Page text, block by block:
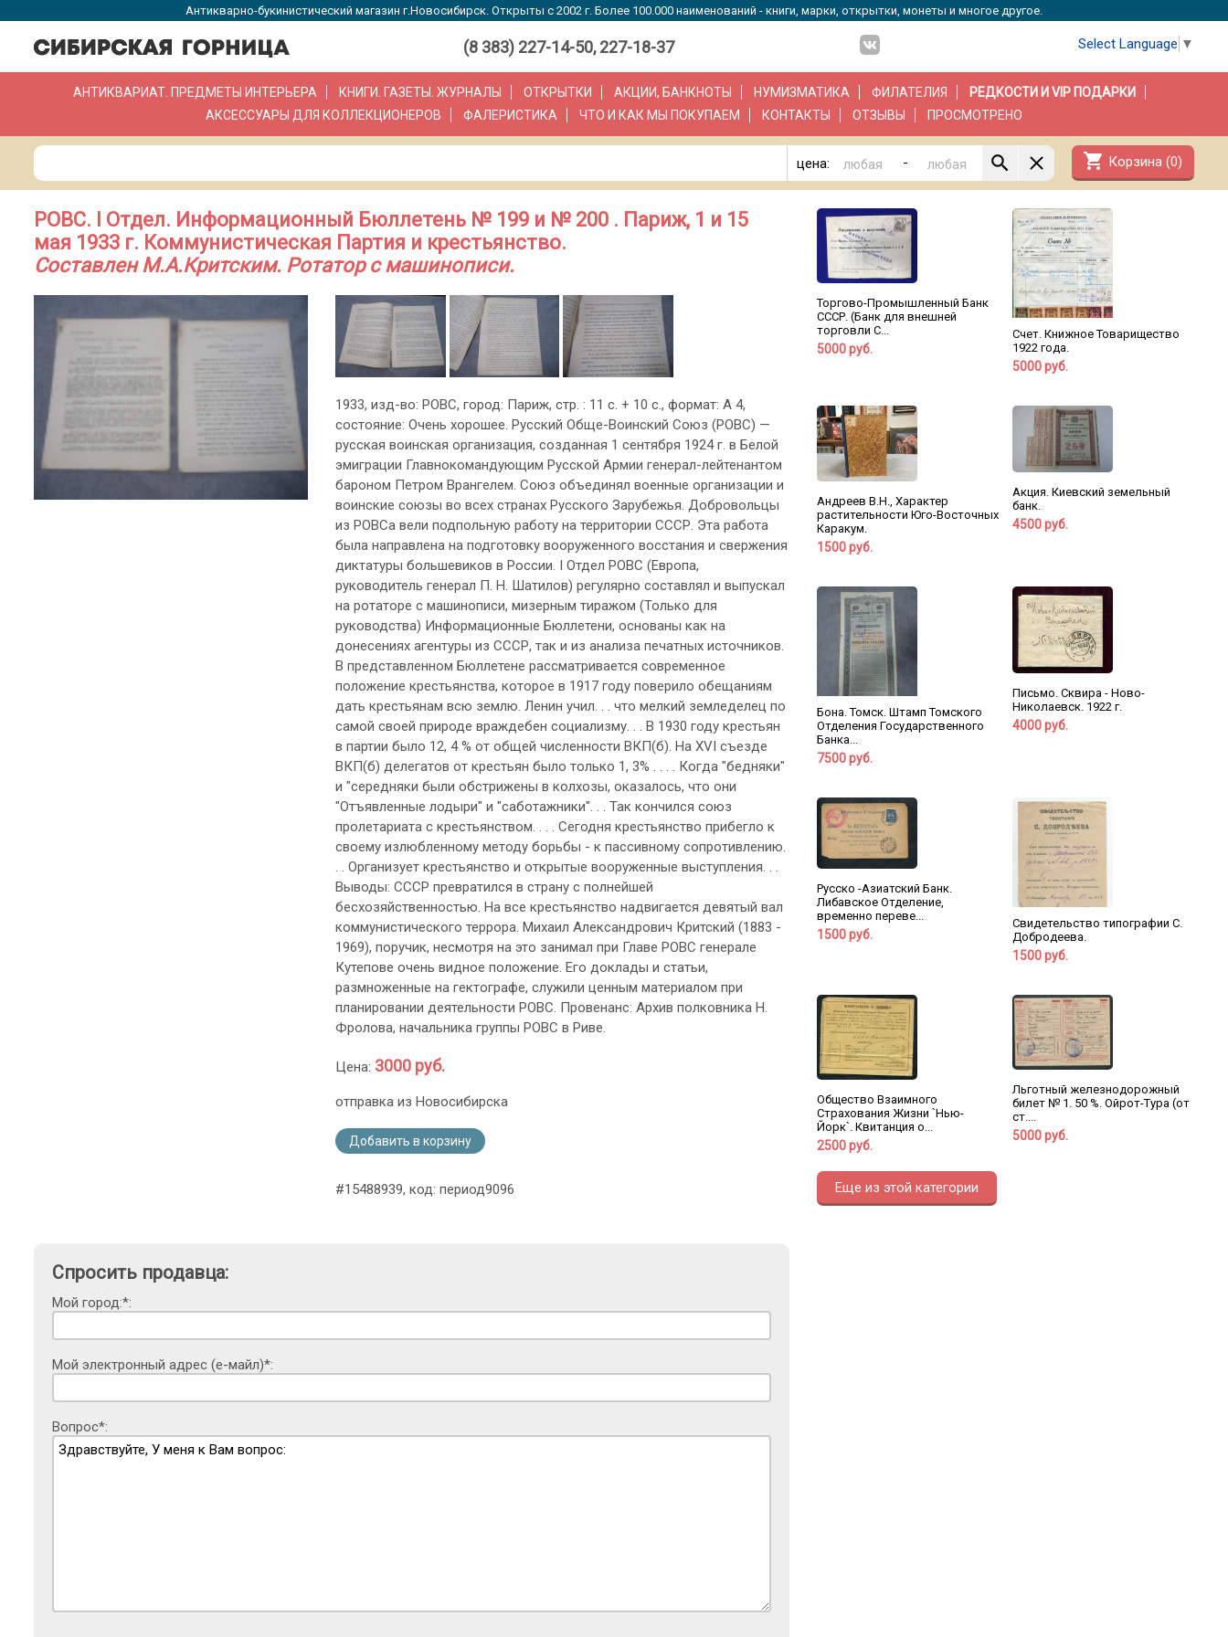
Антикварно-букинистический магазин г.Новосибирск. Открыты с 2002 г. Более 100.000 наименований - книги, марки, открытки, монеты и многое другое.
(8 383) 227-14-50, 227-18-37 Select Language ▼
АНТИКВАРИАТ. ПРЕДМЕТЫ ИНТЕРЬЕРА КНИГИ. ГАЗЕТЫ. ЖУРНАЛЫ ОТКРЫТКИ АКЦИИ, БАНКНОТЫ НУМИЗМАТИКА ФИЛАТЕЛИЯ
РЕДКОСТИ И VIP ПОДАРКИ
АКСЕССУАРЫ ДЛЯ КОЛЛЕКЦИОНЕРОВ
ФАЛЕРИСТИКА ЧТО И КАК МЫ ПОКУПАЕМ КОНТАКТЫ ОТЗЫВЫ ПРОСМОТРЕНО
цена: - shopping_cart Корзина (0)
РОВС. I Отдел. Информационный Бюллетень № 199 и № 200 . Париж, 1 и 15
мая 1933 г. Коммунистическая Партия и крестьянство.
Составлен М.А.Критским. Ротатор с машинописи.
1933, изд-во: РОВС, город: Париж, стр. : 11 с. + 10 с., формат: А 4,
состояние: Очень хорошее. Русский Обще-Воинский Союз (РОВС) —
русская воинская организация, созданная 1 сентября 1924 г. в Белой
эмиграции Главнокомандующим Русской Армии генерал-лейтенантом
бароном Петром Врангелем. Союз объединял военные организации и
воинские союзы во всех странах Русского Зарубежья. Добровольцы
из РОВСа вели подпольную работу на территории СССР. Эта работа
была направлена на подготовку вооруженного восстания и свержения
диктатуры большевиков в России. I Отдел РОВС (Европа,
руководитель генерал П. Н. Шатилов) регулярно составлял и выпускал
на ротаторе с машинописи, мизерным тиражом (Только для
руководства) Информационные Бюллетени, основаны как на
донесениях агентуры из СССР, так и из анализа печатных источников.
В представленном Бюллетене рассматривается современное
положение крестьянства, которое в 1917 году поверило обещаниям
дать крестьянам всю землю. Ленин учил. . . что мелкий земледелец по
самой своей природе враждебен социализму. . . В 1930 году крестьян
в партии было 12, 4 % от общей численности ВКП(б). На XVI съезде
ВКП(б) делегатов от крестьян было только 1, 3% . . . . Когда "бедняки"
и "середняки были обстрижены в колхозы, оказалось, что они
"Отъявленные лодыри" и "саботажники". . . Так кончился союз
пролетариата с крестьянством. . . . Сегодня крестьянство прибегло к
своему излюбленному методу борьбы - к пассивному сопротивлению.
. . Организует крестьянство и открытые вооруженные выступления. . .
Выводы: СССР превратился в страну с полнейшей
бесхозяйственностью. На все крестьянство надвигается девятый вал
коммунистического террора. Михаил Александрович Критский (1883 -
1969), поручик, несмотря на это занимал при Главе РОВС генерале
Кутепове очень видное положение. Его доклады и статьи,
размноженные на гектографе, служили ценным материалом при
планировании деятельности РОВС. Провенанс: Архив полковника Н.
Фролова, начальника группы РОВС в Риве.
Цена: 3000 руб.
отправка из Новосибирска
Добавить в корзину
#15488939, код: период9096
Спросить продавца:
Мой город:*:
Мой электронный адрес (е-майл)*:
Вопрос*:
Торгово-Промышленный Банк
СССР. (Банк для внешней
торговли С...
5000 руб.
Счет. Книжное Товарищество
1922 года.
5000 руб.
Андреев В.Н., Характер
растительности Юго-Восточных
Каракум.
1500 руб.
Акция. Киевский земельный
банк.
4500 руб.
Бона. Томск. Штамп Томского
Отделения Государственного
Банка...
7500 руб.
Письмо. Сквира - Ново-
Николаевск. 1922 г.
4000 руб.
Русско -Азиатский Банк.
Либавское Отделение,
временно переве...
1500 руб.
Свидетельство типографии С.
Добродеева.
1500 руб.
Общество Взаимного
Страхования Жизни `Нью-
Йорк`. Квитанция о...
2500 руб.
Льготный железнодорожный
билет № 1. 50 %. Ойрот-Тура (от
ст....
5000 руб.
Еще из этой категории